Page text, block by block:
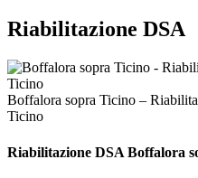
Riabilitazione DSA
Boffalora sopra Ticino –
Ticino
Riabilitazione DSA Boffalora